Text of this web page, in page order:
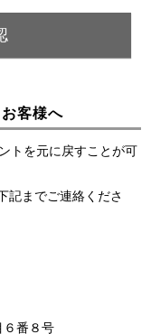
客様へ
トを元に戻すことが可
記までご連絡くださ
６番８号